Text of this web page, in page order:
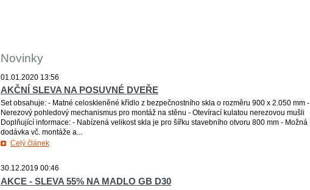
Novinky
01.01.2020 13:56
AKČNÍ SLEVA NA POSUVNÉ DVEŘE
Set obsahuje: - Matné celoskleněné křídlo z bezpečnostního skla o rozměru 900 x 2.050 mm -
Nerezový pohledový mechanismus pro montáž na stěnu - Otevírací kulatou nerezovou mušli
Doplňující informace: - Nabízená velikost skla je pro šířku stavebního otvoru 800 mm - Možná
dodávka vč. montáže a...
Celý článek
30.12.2019 00:46
AKCE - SLEVA 55% NA MADLO GB D30